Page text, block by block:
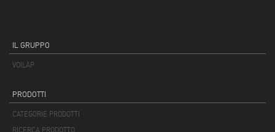
IL GRUPPO
VOILÀP
PRODOTTI
CATEGORIE PRODOTTI
RICERCA PRODOTTO